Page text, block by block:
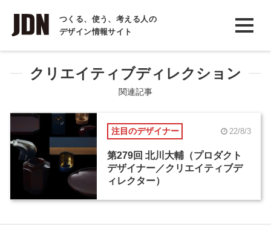
つくる、使う、考える人の
デザイン情報サイト
INTERVIEW
インタビュー
REPORT
COLUMN
クリエイティブディレクション
関連記事
注目のデザイナー 22/8/3
第279回 北川大輔（プロダクト
デザイナー／クリエイティブデ
ィレクター）